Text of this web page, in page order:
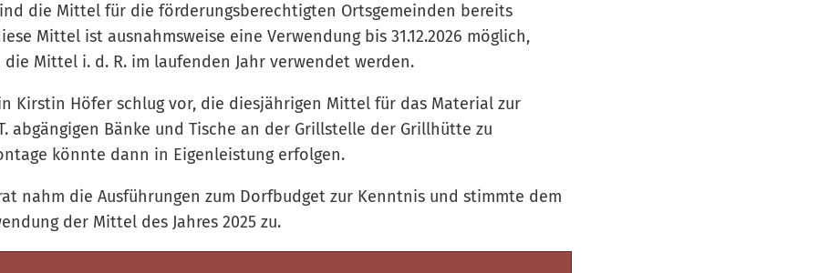
die Mittel für die förderungsberechtigten Ortsgemeinden bereits
Mittel ist ausnahmsweise eine Verwendung bis 31.12.2026 möglich,
die Mittel i. d. R. im laufenden Jahr verwendet werden.
Kirstin Höfer schlug vor, die diesjährigen Mittel für das Material zur
abgängigen Bänke und Tische an der Grillstelle der Grillhütte zu
könnte dann in Eigenleistung erfolgen.
nahm die Ausführungen zum Dorfbudget zur Kenntnis und stimmte dem
der Mittel des Jahres 2025 zu.